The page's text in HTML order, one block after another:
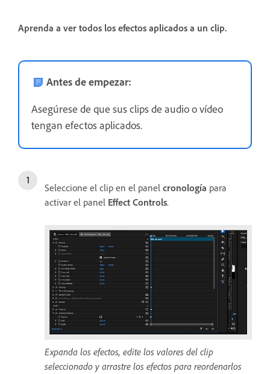
Aprenda a ver todos los efectos aplicados a un clip.
Antes de empezar:
Asegúrese de que sus clips de audio o vídeo
tengan efectos aplicados.
Seleccione el clip en el panel cronología para
activar el panel Effect Controls.
Expanda los efectos, edite los valores del clip
seleccionado y arrastre los efectos para reordenarlos